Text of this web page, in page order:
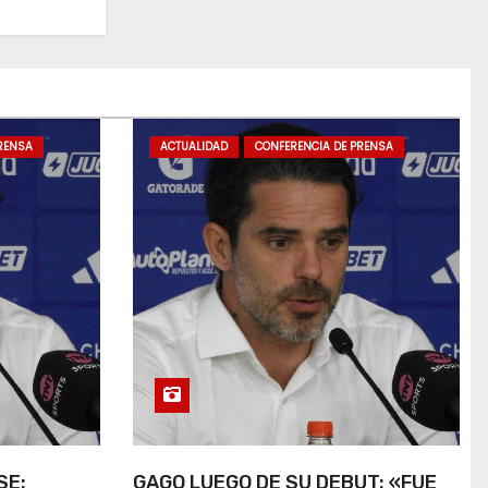
ACTUALIDAD CONFERENCIA DE PRENSA
GAGO LUEGO DE SU DEBUT: «FUE